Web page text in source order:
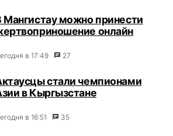
Мангистау можно принести
онлайн
в 17:49 27
стали чемпионами
в Кыргызстане
в 16:51 35